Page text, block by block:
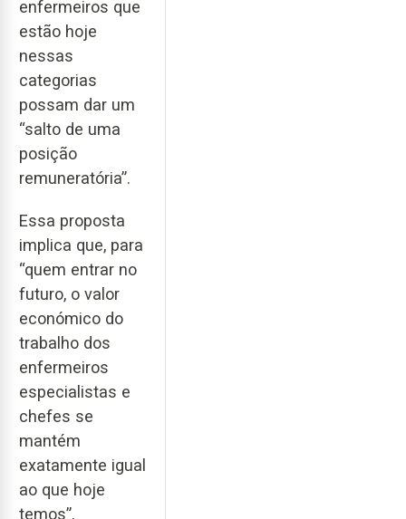
enfermeiros que
estão hoje
nessas
categorias
possam dar um
“salto de uma
posição
remuneratória”.
Essa proposta
implica que, para
“quem entrar no
futuro, o valor
económico do
trabalho dos
enfermeiros
especialistas e
chefes se
mantém
exatamente igual
ao que hoje
temos”,